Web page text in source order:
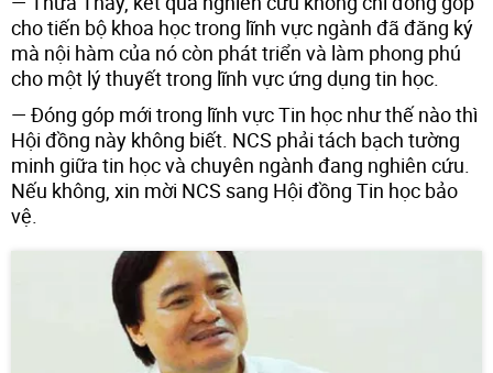
cho tiến bộ khoa học trong lĩnh vực ngành đã đăng ký
mà nội hàm của nó còn phát triển và làm phong phú
cho một lý thuyết trong lĩnh vực ứng dụng tin học.
— Đóng góp mới trong lĩnh vực Tin học như thế nào thì
Hội đồng này không biết. NCS phải tách bạch tường
minh giữa tin học và chuyên ngành đang nghiên cứu.
Nếu không, xin mời NCS sang Hội đồng Tin học bảo
vệ.